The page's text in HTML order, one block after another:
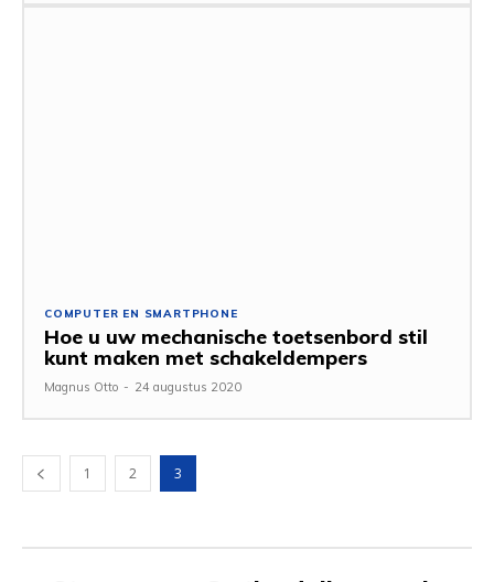
COMPUTER EN SMARTPHONE
Hoe u uw mechanische toetsenbord stil
kunt maken met schakeldempers
Magnus Otto - 24 augustus 2020
1 2 3